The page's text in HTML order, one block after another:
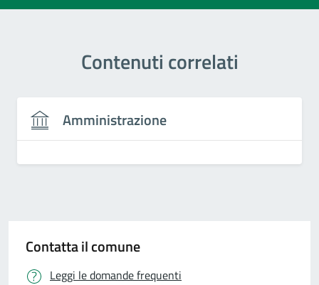
Contenuti correlati
Amministrazione
Contatta il comune
Leggi le domande frequenti